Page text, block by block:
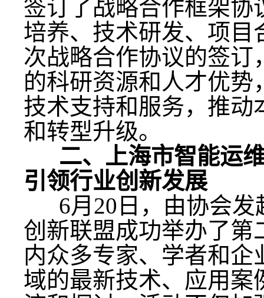
签订了战略合作框架协
培养、技术研发、项目
次战略合作协议的签订
的科研资源和人才优
技术支持和服务，推动
和转型升级。
二、上海市智能运
引领行业创新发展
6月20日，由协会发
创新联盟成功举办了第
内众多专家、学者和
域的最新技术、应用案